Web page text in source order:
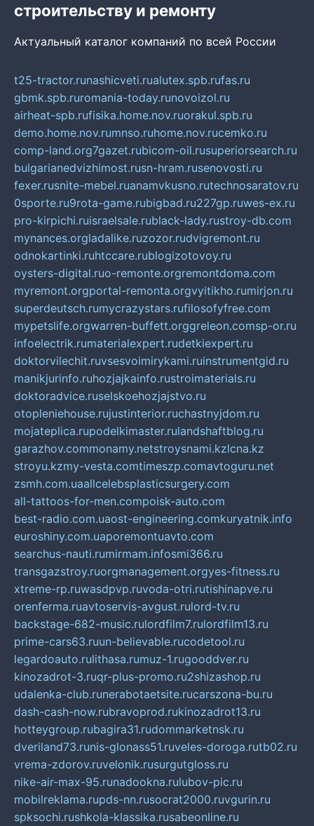
строительству и ремонту
Актуальный каталог компаний по всей России
t25-tractor.runashicveti.rualutex.spb.rufas.ru
gbmk.spb.ruromania-today.runovoizol.ru
airheat-spb.rufisika.home.nov.ruorakul.spb.ru
demo.home.nov.rumnso.ruhome.nov.rucemko.ru
comp-land.org7gazet.rubicom-oil.rusuperiorsearch.ru
bulgarianedvizhimost.rusn-hram.rusenovosti.ru
fexer.rusnite-mebel.ruanamvkusno.rutechnosaratov.ru
0sporte.ru9rota-game.rubigbad.ru227gp.ruwes-ex.ru
pro-kirpichi.ruisraelsale.rublack-lady.rustroy-db.com
mynances.orgladalike.ruzozor.rudvigremont.ru
odnokartinki.ruhtccare.rublogizotovoy.ru
oysters-digital.ruo-remonte.orgremontdoma.com
myremont.orgportal-remonta.orgvyitikho.rumirjon.ru
superdeutsch.rumycrazystars.rufilosofyfree.com
mypetslife.orgwarren-buffett.orggreleon.comsp-or.ru
infoelectrik.rumaterialexpert.rudetkiexpert.ru
doktorvilechit.ruvsesvoimirykami.ruinstrumentgid.ru
manikjurinfo.ruhozjajkainfo.rustroimaterials.ru
doktoradvice.ruselskoehozjajstvo.ru
otopleniehouse.rujustinterior.ruchastnyjdom.ru
mojateplica.rupodelkimaster.rulandshaftblog.ru
garazhov.commonamy.netstroysnami.kzlcna.kz
stroyu.kzmy-vesta.comtimeszp.comavtoguru.net
zsmh.com.uaallcelebsplasticsurgery.com
all-tattoos-for-men.compoisk-auto.com
best-radio.com.uaost-engineering.comkuryatnik.info
euroshiny.com.uaporemontuavto.com
searchus-nauti.rumirmam.infosmi366.ru
transgazstroy.ruorgmanagement.orgyes-fitness.ru
xtreme-rp.ruwasdpvp.ruvoda-otri.rutishinapve.ru
orenferma.ruavtoservis-avgust.rulord-tv.ru
backstage-682-music.rulordfilm7.rulordfilm13.ru
prime-cars63.ruun-believable.rucodetool.ru
legardoauto.rulithasa.rumuz-1.rugooddver.ru
kinozadrot-3.ruqr-plus-promo.ru2shizashop.ru
udalenka-club.runerabotaetsite.rucarszona-bu.ru
dash-cash-now.rubravoprod.rukinozadrot13.ru
hotteygroup.rubagira31.rudommarketnsk.ru
dveriland73.runis-glonass51.ruveles-doroga.rutb02.ru
vrema-zdorov.ruvelonik.rusurgutgloss.ru
nike-air-max-95.runadookna.rulubov-pic.ru
mobilreklama.rupds-nn.rusocrat2000.ruvgurin.ru
spksochi.rushkola-klassika.rusabeonline.ru